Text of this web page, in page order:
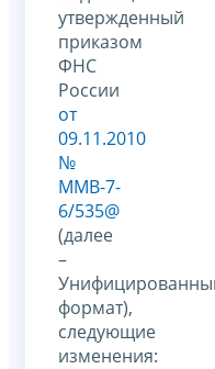
утвержденный
приказом
ФНС
России
от
09.11.2010
№
ММВ-7-
6/535@
(далее
–
формат),
следующие
изменения: